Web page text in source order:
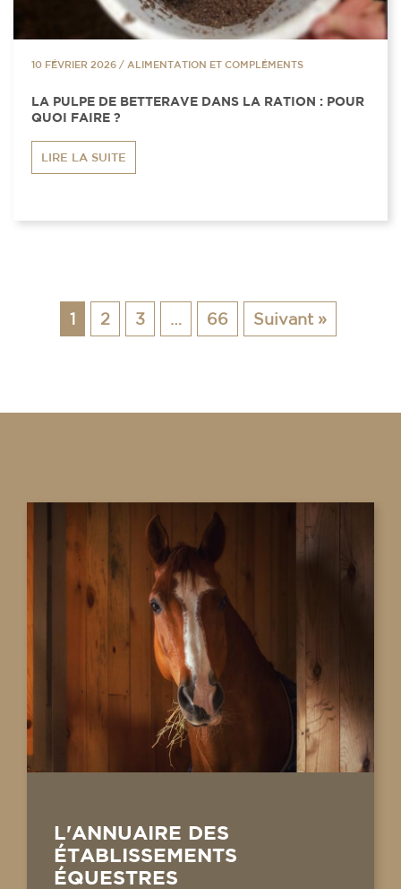
10 FÉVRIER 2026 / ALIMENTATION ET COMPLÉMENTS
LA PULPE DE BETTERAVE DANS LA RATION : POUR
QUOI FAIRE ?
LIRE LA SUITE
1 2 3 … 66 Suivant »
L'ANNUAIRE DES
ÉTABLISSEMENTS
ÉQUESTRES